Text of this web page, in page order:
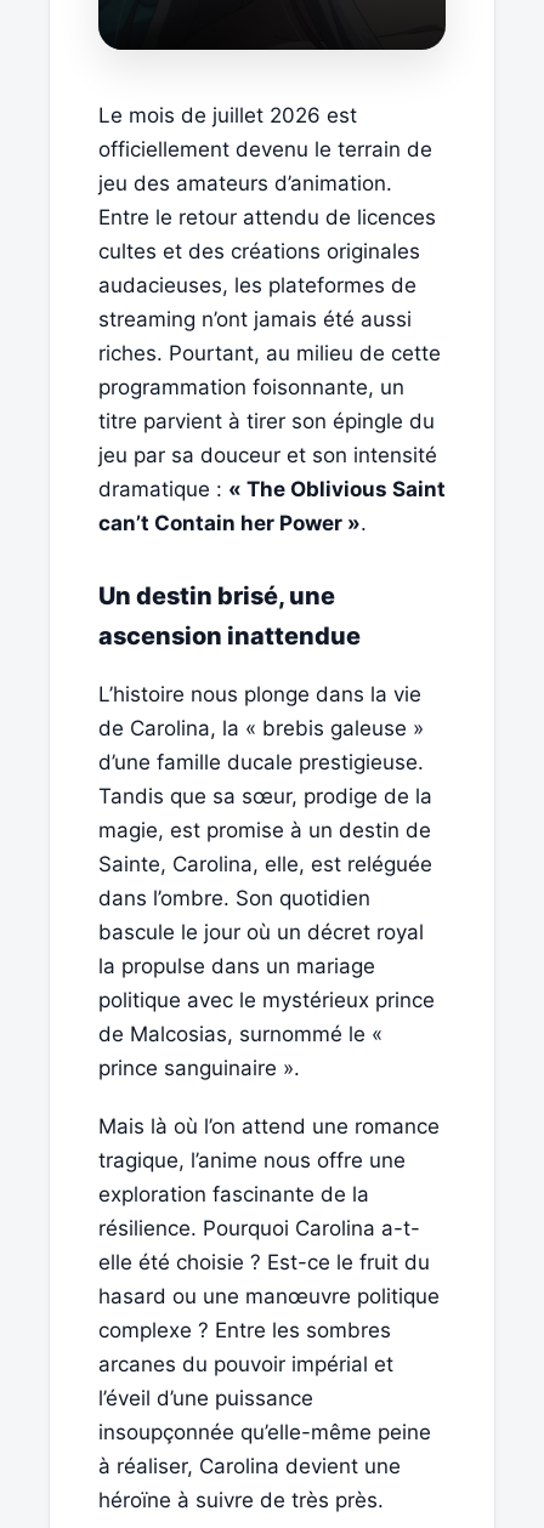
Le mois de juillet 2026 est
officiellement devenu le terrain de
jeu des amateurs d’animation.
Entre le retour attendu de licences
cultes et des créations originales
audacieuses, les plateformes de
streaming n’ont jamais été aussi
riches. Pourtant, au milieu de cette
programmation foisonnante, un
titre parvient à tirer son épingle du
jeu par sa douceur et son intensité
dramatique : « The Oblivious Saint
can’t Contain her Power ».
Un destin brisé, une
ascension inattendue
L’histoire nous plonge dans la vie
de Carolina, la « brebis galeuse »
d’une famille ducale prestigieuse.
Tandis que sa sœur, prodige de la
magie, est promise à un destin de
Sainte, Carolina, elle, est reléguée
dans l’ombre. Son quotidien
bascule le jour où un décret royal
la propulse dans un mariage
politique avec le mystérieux prince
de Malcosias, surnommé le «
prince sanguinaire ».
Mais là où l’on attend une romance
tragique, l’anime nous offre une
exploration fascinante de la
résilience. Pourquoi Carolina a-t-
elle été choisie ? Est-ce le fruit du
hasard ou une manœuvre politique
complexe ? Entre les sombres
arcanes du pouvoir impérial et
l’éveil d’une puissance
insoupçonnée qu’elle-même peine
à réaliser, Carolina devient une
héroïne à suivre de très près.